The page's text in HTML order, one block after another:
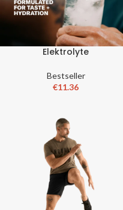
Elektrolyte
Bestseller
€11.36